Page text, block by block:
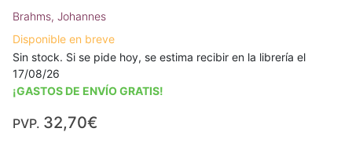
Brahms, Johannes
Disponible en breve
Sin stock. Si se pide hoy, se estima recibir en la librería el
17/08/26
¡GASTOS DE ENVÍO GRATIS!
PVP. 32,70€